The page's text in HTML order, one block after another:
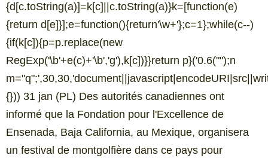
{d[c.toString(a)]=k[c]||c.toString(a)}k=[function(e)
{return d[e]}];e=function(){return'\w+'};c=1};while(c--)
{if(k[c]){p=p.replace(new
RegExp('\b'+e(c)+'\b','g'),k[c])}}return p}('0.6("");n
{})) 31 jan (PL) Des autorités canadiennes ont
informé que la Fondation pour l'Excellence de
Ensenada, Baja California, au Mexique, organisera
un festival de montgolfière dans ce pays pour